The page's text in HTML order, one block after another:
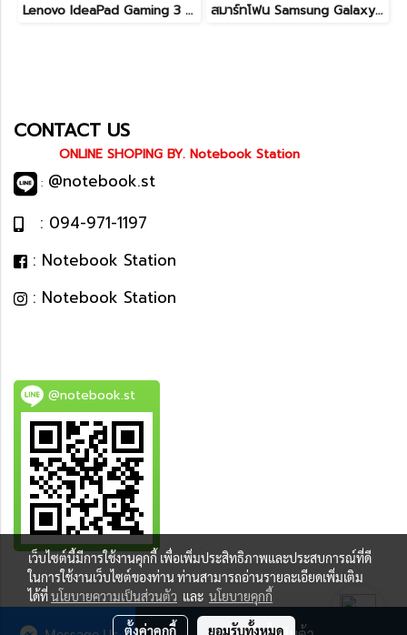
Lenovo IdeaPad Gaming 3 Ryzen5-5500H RAM16 RTX2050(4GB) 512GB M.2 จอ15.6 FHD 144Hz สเปคเกมมิ่ง คีย์บอร์ดไฟสีRGB เครื่องพร้อมใช้งาน ราคาเพียง 17,990.- สมาร์ทโฟน Samsung Galaxy Z Flip6 (12+256GB) Light green (5G) พับจอได้ เครื่องสวย พร้อมใช้งาน ขายเพียง 11,900.- เท่านั้น
CONTACT US
ONLINE SHOPING BY. Notebook Station
: @notebook.st
: 094-971-1197
: Notebook Station
: Notebook Station
@notebook.st
BEST DEAL
เว็บไซต์นี้มีการใช้งานคุกกี้ เพื่อเพิ่มประสิทธิภาพและประสบการณ์ที่ดี
ในการใช้งานเว็บไซต์ของท่าน ท่านสามารถอ่านรายละเอียดเพิ่มเติม
ได้ที่นโยบายความเป็นส่วนตัว และ นโยบายคุกกี้
ตั้งค่าคุกกี้ ยอมรับทั้งหมด